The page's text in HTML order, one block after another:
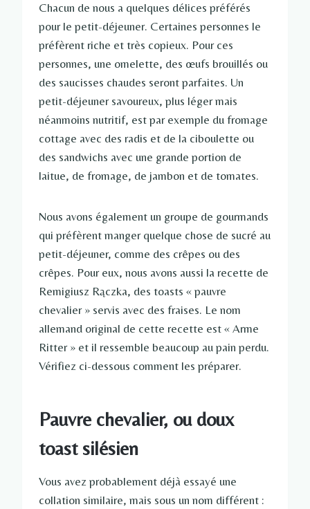
Chacun de nous a quelques délices préférés
pour le petit-déjeuner. Certaines personnes le
préfèrent riche et très copieux. Pour ces
personnes, une omelette, des œufs brouillés ou
des saucisses chaudes seront parfaites. Un
petit-déjeuner savoureux, plus léger mais
néanmoins nutritif, est par exemple du fromage
cottage avec des radis et de la ciboulette ou
des sandwichs avec une grande portion de
laitue, de fromage, de jambon et de tomates.
Nous avons également un groupe de gourmands
qui préfèrent manger quelque chose de sucré au
petit-déjeuner, comme des crêpes ou des
crêpes. Pour eux, nous avons aussi la recette de
Remigiusz Rączka, des toasts « pauvre
chevalier » servis avec des fraises. Le nom
allemand original de cette recette est « Arme
Ritter » et il ressemble beaucoup au pain perdu.
Vérifiez ci-dessous comment les préparer.
Pauvre chevalier, ou doux
toast silésien
Vous avez probablement déjà essayé une
collation similaire, mais sous un nom différent :